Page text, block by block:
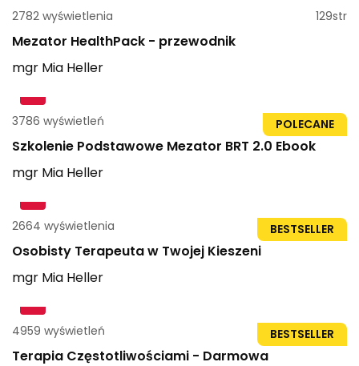
2782 wyświetlenia 129str
Mezator HealthPack - przewodnik
mgr Mia Heller
POLECANE
3786 wyświetleń 59str
Szkolenie Podstawowe Mezator BRT 2.0 Ebook
mgr Mia Heller
BESTSELLER
2664 wyświetlenia
Osobisty Terapeuta w Twojej Kieszeni
mgr Mia Heller
BESTSELLER
4959 wyświetleń 23str
Terapia Częstotliwościami - Darmowa